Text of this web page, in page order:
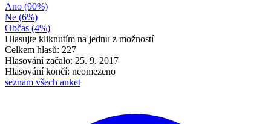
Ano (90%)
Ne (6%)
Občas (4%)
Hlasujte kliknutím na jednu z možností
Celkem hlasů: 227
Hlasování začalo: 25. 9. 2017
Hlasování končí: neomezeno
seznam všech anket